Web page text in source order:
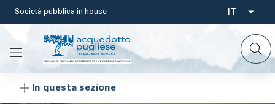
Salta
contenuto
principale
Società pubblica in house
Select
your
IT
In questa sezione